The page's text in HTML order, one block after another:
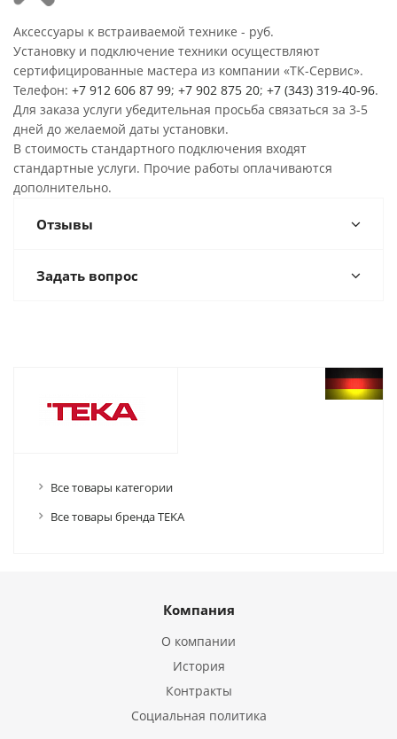
Аксессуары к встраиваемой технике - руб.
Установку и подключение техники осуществляют
сертифицированные мастера из компании «ТК-Сервис».
Телефон: +7 912 606 87 99; +7 902 875 20; +7 (343) 319-40-96.
Для заказа услуги убедительная просьба связаться за 3-5
дней до желаемой даты установки.
В стоимость стандартного подключения входят
стандартные услуги. Прочие работы оплачиваются
дополнительно.
Отзывы
Задать вопрос
Все товары категории
Все товары бренда TEKA
Компания
О компании
История
Контракты
Социальная политика